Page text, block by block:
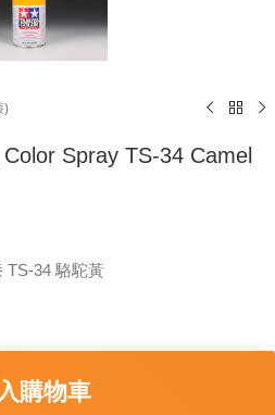
)
Spray TS-34 Camel
TS-34 駱駝黃
購物車